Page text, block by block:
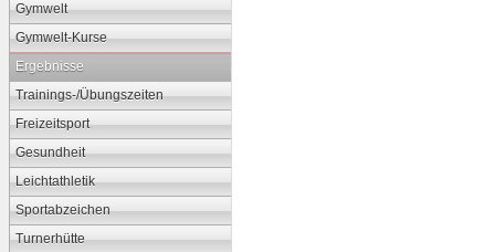
Gymwelt
Gymwelt-Kurse
Ergebnisse
Trainings-/Übungszeiten
Freizeitsport
Gesundheit
Leichtathletik
Sportabzeichen
Turnerhütte